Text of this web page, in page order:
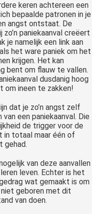
keren achtereen een
bepaalde patronen in je
angst ontstaat. De
paniekaanval creëert
je namelijk een link aan
het ware paniek om het
krijgen. Het kan
bent om flauw te vallen.
dusdanig hoog
om ineen te zakken!
dat je zo’n angst zelf
een paniekaanval. Die
de trigger voor de
in totaal maar één of
gehad.
van deze aanvallen
leven. Echter is het
wat gemaakt is om
geboren met dit
van doen.